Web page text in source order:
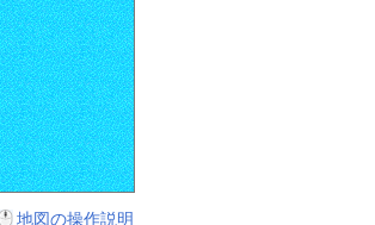
地図の操作説明